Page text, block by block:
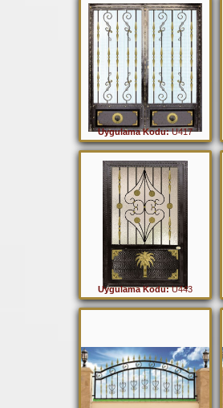
Uygulama Kodu:U417
Uygulama Kodu:U443